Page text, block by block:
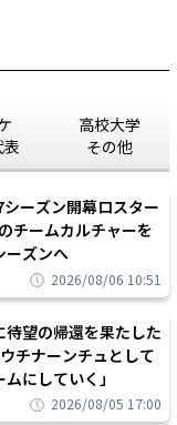
表
高校大学
その他
ーズン開幕ロスター
チームカルチャーを
ーズンへ
2026/08/06 10:51
望の帰還を果たした
チナーンチュとして
にしていく」
2026/08/05 17:00